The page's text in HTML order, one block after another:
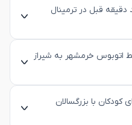
دقیقه قبل در ترمینال
اتوبوس خرمشهر به شیراز
کودکان با بزرگسالان